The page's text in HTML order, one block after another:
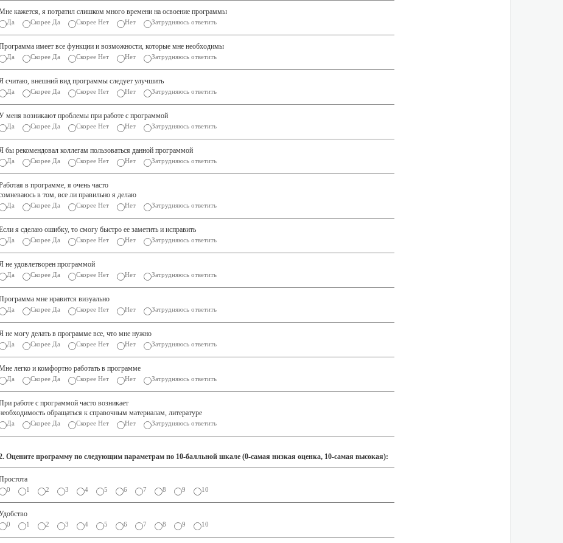
кажется, я потратил слишком много времени на освоение программы
Да Скорее Да Скорее Нет Нет Затрудняюсь ответить
имеет все функции и возможности, которые мне необходимы
Да Скорее Да Скорее Нет Нет Затрудняюсь ответить
считаю, внешний вид программы следует улучшить
Да Скорее Да Скорее Нет Нет Затрудняюсь ответить
меня возникают проблемы при работе с программой
Да Скорее Да Скорее Нет Нет Затрудняюсь ответить
бы рекомендовал коллегам пользоваться данной программой
Да Скорее Да Скорее Нет Нет Затрудняюсь ответить
в программе, я очень часто
в том, все ли правильно я делаю
Да Скорее Да Скорее Нет Нет Затрудняюсь ответить
я сделаю ошибку, то смогу быстро ее заметить и исправить
Да Скорее Да Скорее Нет Нет Затрудняюсь ответить
не удовлетворен программой
Да Скорее Да Скорее Нет Нет Затрудняюсь ответить
мне нравится визуально
Да Скорее Да Скорее Нет Нет Затрудняюсь ответить
не могу делать в программе все, что мне нужно
Да Скорее Да Скорее Нет Нет Затрудняюсь ответить
легко и комфортно работать в программе
Да Скорее Да Скорее Нет Нет Затрудняюсь ответить
работе с программой часто возникает
обращаться к справочным материалам, литературе
Да Скорее Да Скорее Нет Нет Затрудняюсь ответить
Оцените программу по следующим параметрам по 10-балльной шкале (0-самая низкая оценка, 10-самая высокая):
0 1 2 3 4 5 6 7 8 9 10
0 1 2 3 4 5 6 7 8 9 10